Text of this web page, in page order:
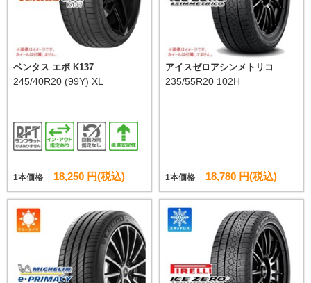
ベンタス エボ K137
245/40R20 (99Y) XL
1本価格 18,250 円(税込)
アイスゼロアシンメトリコ
235/55R20 102H
1本価格 18,780 円(税込)